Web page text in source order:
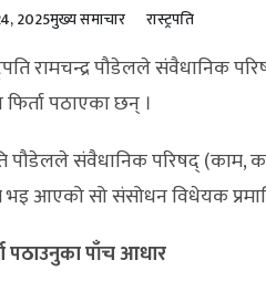
2025मुख्य समाचार रास्ट्रपति
रामचन्द्र पौडेलले संवैधानिक
फिर्ता पठाएका छन् ।
पौडेलले संवैधानिक परिषद्
भइ आएको सो संसोधन विधेयक
पठाउनुका पाँच आधार